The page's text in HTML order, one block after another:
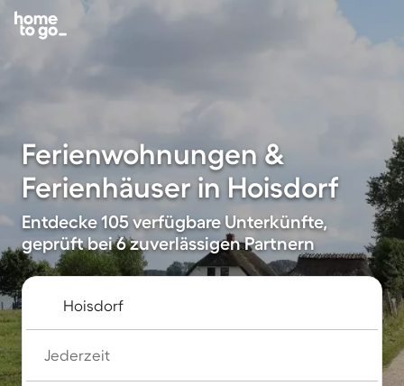
Ferienwohnungen &
Ferienhäuser in Hoisdorf
Entdecke 105 verfügbare Unterkünfte,
geprüft bei 6 zuverlässigen Partnern
Jederzeit